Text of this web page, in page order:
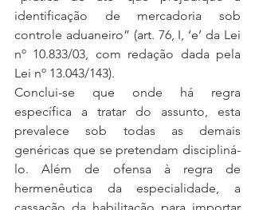
identificação de mercadoria sob
controle aduaneiro” (art. 76, I, ‘e’ da Lei
nº 10.833/03, com redação dada pela
Lei nº 13.043/143).
Conclui-se que onde há regra
específica a tratar do assunto, esta
prevalece sob todas as demais
genéricas que se pretendam discipliná-
lo. Além de ofensa à regra de
hermenêutica da especialidade, a